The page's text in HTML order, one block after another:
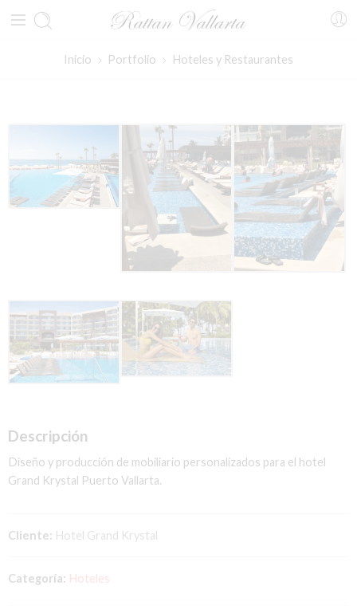
Inicio Portfolio Hoteles y Restaurantes
Descripción
Diseño y producción de mobiliario personalizados para el hotel
Grand Krystal Puerto Vallarta.
Cliente: Hotel Grand Krystal
Categoría: Hoteles